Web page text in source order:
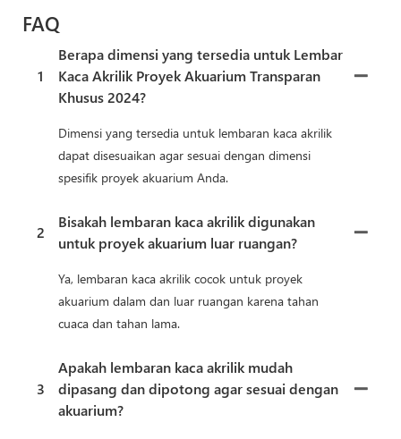
FAQ
1
Berapa dimensi yang tersedia untuk Lembar
Kaca Akrilik Proyek Akuarium Transparan
Khusus 2024?
Dimensi yang tersedia untuk lembaran kaca akrilik
dapat disesuaikan agar sesuai dengan dimensi
spesifik proyek akuarium Anda.
2
Bisakah lembaran kaca akrilik digunakan
untuk proyek akuarium luar ruangan?
Ya, lembaran kaca akrilik cocok untuk proyek
akuarium dalam dan luar ruangan karena tahan
cuaca dan tahan lama.
3
Apakah lembaran kaca akrilik mudah
dipasang dan dipotong agar sesuai dengan
akuarium?